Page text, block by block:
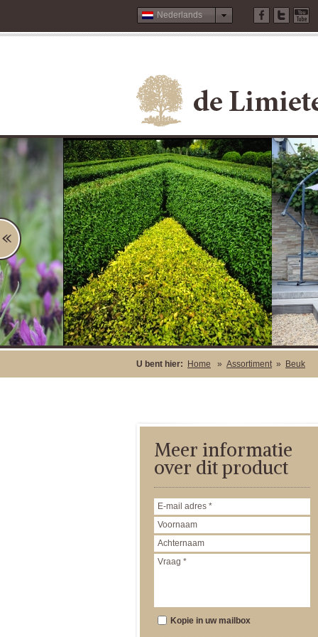
Nederlands
U bent hier: Home » Assortiment» Beuk
Meer informatie
over dit product
Kopie in uw mailbox